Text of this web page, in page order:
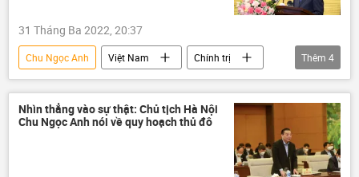
31 Tháng Ba 2022, 20:37
Chu Ngọc Anh Việt Nam
Chính trị
kỷ luật
Đảng Cộng sản Việt Nam
Công ty Việt Á
Ủy ban Kiểm tra trung ương
Thêm 4
Nhìn thẳng vào sự thật: Chủ tịch Hà Nội
Chu Ngọc Anh nói về quy hoạch thủ đô